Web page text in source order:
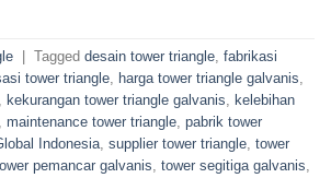
Tagged desain tower triangle, fabrikasi
tower triangle, harga tower triangle galvanis,
, kekurangan tower triangle galvanis, kelebihan
, maintenance tower triangle, pabrik tower
Indonesia, supplier tower triangle, tower
pemancar galvanis, tower segitiga galvanis,